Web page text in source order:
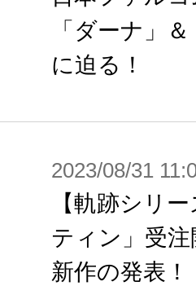
らに広がる「軌跡
。
。実際の商品と
「ダーナ」
に迫る！
2023/08/31
【軌跡シリ
ティン」受
新作の発表！